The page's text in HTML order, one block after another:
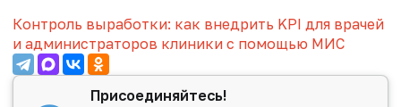
Контроль выработки: как внедрить KPI для врачей
и администраторов клиники с помощью МИС
Присоединяйтесь!